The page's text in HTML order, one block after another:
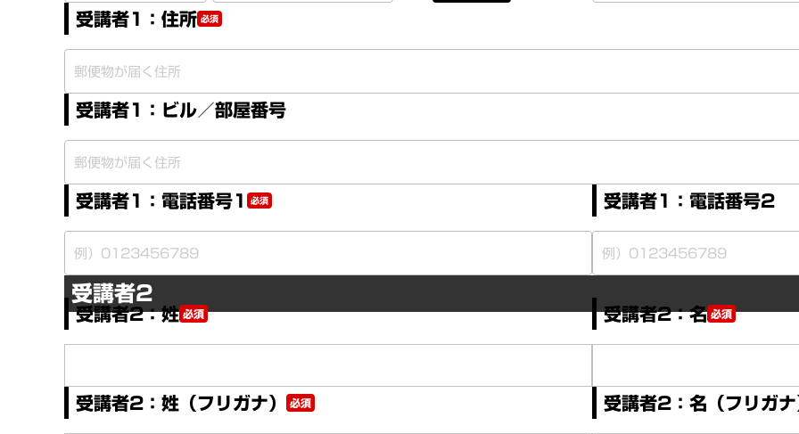
受講者1：住所 必須
受講者1：ビル／部屋番号
受講者1：電話番号1 必須 受講者1：電話番号2
受講者2
受講者2：姓必須 受講者2：名必須
受講者2：姓（フリガナ） 必須 受講者2：名（フリガナ